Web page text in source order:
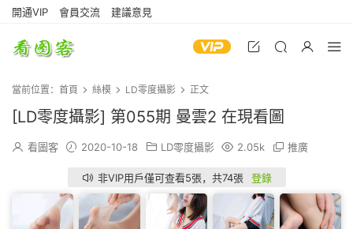
開通VIP 會員交流 建議意見
當前位置： 首頁 絲模 LD零度攝影 正文
[LD零度攝影] 第055期 曼雲2 在現看圖
看圖客 2020-10-18 LD零度攝影 2.05k 推廣
非VIP用戶僅可查看5張，共74張 登錄